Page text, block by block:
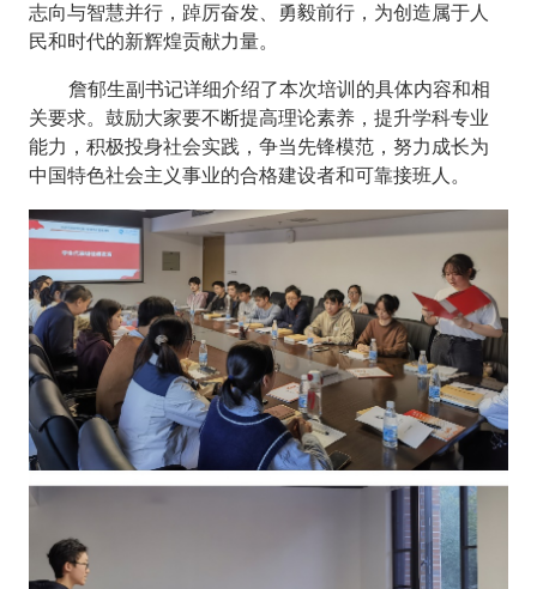
志向与智慧并行，踔厉奋发、勇毅前行，为创造属于人
民和时代的新辉煌贡献力量。
詹郁生副书记详细介绍了本次培训的具体内容和相
关要求。鼓励大家要不断提高理论素养，提升学科专业
能力，积极投身社会实践，争当先锋模范，努力成长为
中国特色社会主义事业的合格建设者和可靠接班人。